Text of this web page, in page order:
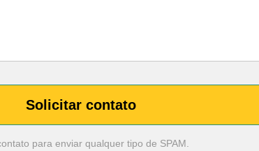
Solicitar contato
para enviar qualquer tipo de SPAM.